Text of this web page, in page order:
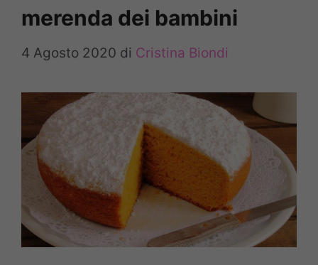
merenda dei bambini
4 Agosto 2020 di Cristina Biondi